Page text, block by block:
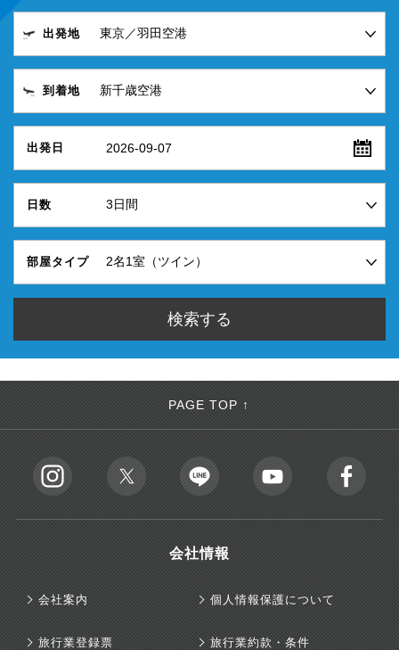
出発地
到着地
出発日 2026-09-07
日数
部屋タイプ
PAGE TOP ↑
会社情報
会社案内 個人情報保護について
旅行業登録票 旅行業約款・条件